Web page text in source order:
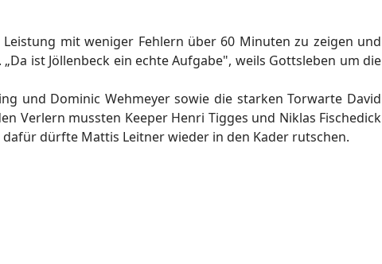
mit weniger Fehlern über 60 Minuten zu zeigen und
ist Jöllenbeck ein echte Aufgabe", weils Gottsleben um die
und Dominic Wehmeyer sowie die starken Torwarte David
Verlern mussten Keeper Henri Tigges und Niklas Fischedick
dürfte Mattis Leitner wieder in den Kader rutschen.